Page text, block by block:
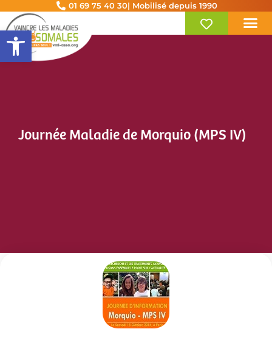
Ouvrir la barre d’outils
01 69 75 40 30| Mobilisé depuis 1990
Journée Maladie de Morquio (MPS IV)